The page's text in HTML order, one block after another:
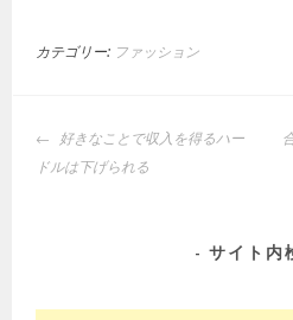
カテゴリー: ファッション
投
稿
シ
好きなことで収入を得るハー
ドルは下げられる
サイト内